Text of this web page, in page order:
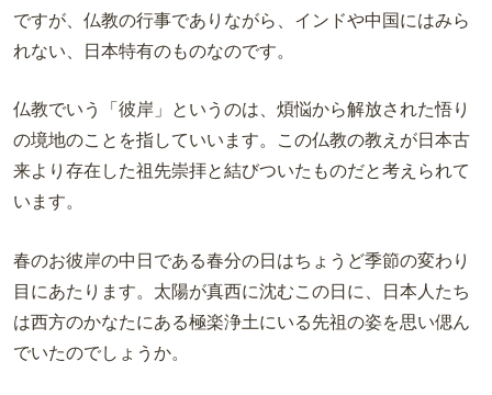
ですが、仏教の行事でありながら、インドや中国にはみら
れない、日本特有のものなのです。
仏教でいう「彼岸」というのは、煩悩から解放された悟り
の境地のことを指していいます。この仏教の教えが日本古
来より存在した祖先崇拝と結びついたものだと考えられて
います。
春のお彼岸の中日である春分の日はちょうど季節の変わり
目にあたります。太陽が真西に沈むこの日に、日本人たち
は西方のかなたにある極楽浄土にいる先祖の姿を思い偲ん
でいたのでしょうか。